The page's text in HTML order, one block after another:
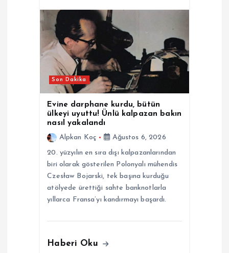
Son Dakika
Evine darphane kurdu, bütün
ülkeyi uyuttu! Ünlü kalpazan bakın
nasıl yakalandı
Alpkan Koç
Ağustos 6, 2026
20. yüzyılın en sıra dışı kalpazanlarından
biri olarak gösterilen Polonyalı mühendis
Czesław Bojarski, tek başına kurduğu
atölyede ürettiği sahte banknotlarla
yıllarca Fransa’yı kandırmayı başardı.
Haberi Oku